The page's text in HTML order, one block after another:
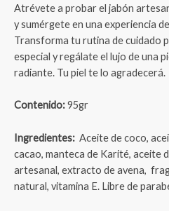
Atrévete a probar el jabón
y sumérgete en una experiencia
Transforma tu rutina de cuidado
especial y regálate el lujo de una
radiante. Tu piel te lo agradecerá.
Contenido:95gr
Ingredientes: Aceite de coco,
cacao, manteca de Karité, aceite
artesanal, extracto de avena,
natural, vitamina E. Libre de